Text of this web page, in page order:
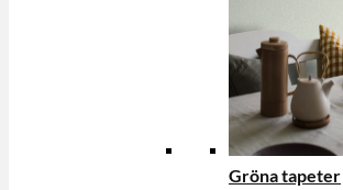
Gröna tapeter